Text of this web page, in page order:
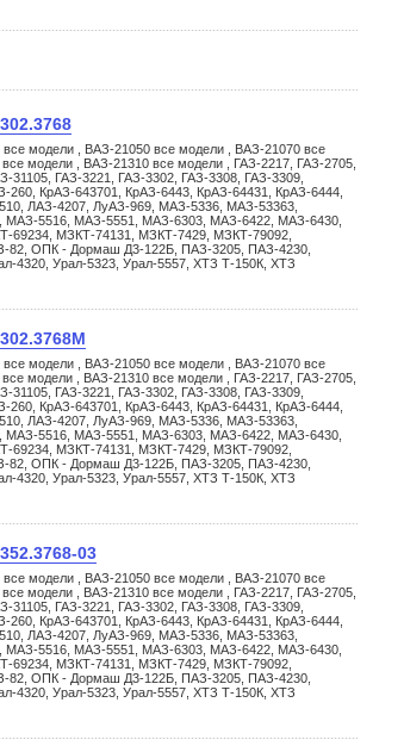
модели , ВАЗ-21050 все модели , ВАЗ-21070 все
модели , ВАЗ-21310 все модели , ГАЗ-2217, ГАЗ-2705,
31105, ГАЗ-3221, ГАЗ-3302, ГАЗ-3308, ГАЗ-3309,
КрАЗ-643701, КрАЗ-6443, КрАЗ-64431, КрАЗ-6444,
ЛАЗ-4207, ЛуАЗ-969, МАЗ-5336, МАЗ-53363,
5516, МАЗ-5551, МАЗ-6303, МАЗ-6422, МАЗ-6430,
69234, МЗКТ-74131, МЗКТ-7429, МЗКТ-79092,
ОПК - Дормаш Д3-122Б, ПАЗ-3205, ПАЗ-4230,
4320, Урал-5323, Урал-5557, ХТЗ Т-150К, ХТЗ
модели , ВАЗ-21050 все модели , ВАЗ-21070 все
модели , ВАЗ-21310 все модели , ГАЗ-2217, ГАЗ-2705,
31105, ГАЗ-3221, ГАЗ-3302, ГАЗ-3308, ГАЗ-3309,
КрАЗ-643701, КрАЗ-6443, КрАЗ-64431, КрАЗ-6444,
ЛАЗ-4207, ЛуАЗ-969, МАЗ-5336, МАЗ-53363,
5516, МАЗ-5551, МАЗ-6303, МАЗ-6422, МАЗ-6430,
69234, МЗКТ-74131, МЗКТ-7429, МЗКТ-79092,
ОПК - Дормаш Д3-122Б, ПАЗ-3205, ПАЗ-4230,
4320, Урал-5323, Урал-5557, ХТЗ Т-150К, ХТЗ
03
модели , ВАЗ-21050 все модели , ВАЗ-21070 все
модели , ВАЗ-21310 все модели , ГАЗ-2217, ГАЗ-2705,
31105, ГАЗ-3221, ГАЗ-3302, ГАЗ-3308, ГАЗ-3309,
КрАЗ-643701, КрАЗ-6443, КрАЗ-64431, КрАЗ-6444,
ЛАЗ-4207, ЛуАЗ-969, МАЗ-5336, МАЗ-53363,
5516, МАЗ-5551, МАЗ-6303, МАЗ-6422, МАЗ-6430,
69234, МЗКТ-74131, МЗКТ-7429, МЗКТ-79092,
ОПК - Дормаш Д3-122Б, ПАЗ-3205, ПАЗ-4230,
4320, Урал-5323, Урал-5557, ХТЗ Т-150К, ХТЗ